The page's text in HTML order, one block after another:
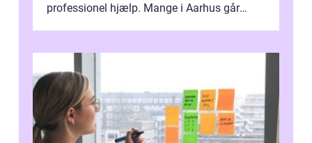
professionel hjælp. Mange i Aarhus går